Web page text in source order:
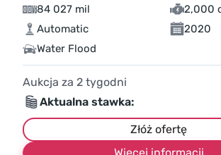
84 027 mil
2,000
Automatic
2020
Water Flood
Aukcja za 2 tygodni
Aktualna stawka:
Złóż ofertę